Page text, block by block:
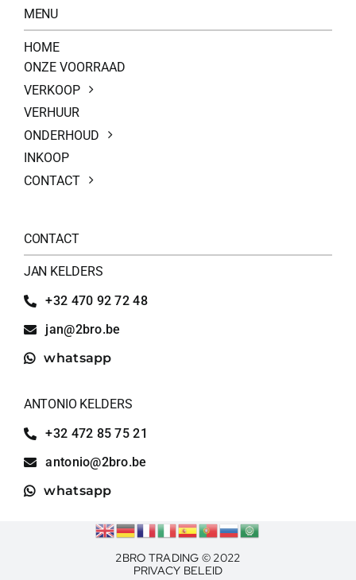
MENU
HOME
ONZE VOORRAAD
VERKOOP
VERHUUR
ONDERHOUD
INKOOP
CONTACT
CONTACT
JAN KELDERS
+32 470 92 72 48
jan@2bro.be
whatsapp
ANTONIO KELDERS
+32 472 85 75 21
antonio@2bro.be
whatsapp
2BRO TRADING © 2022
PRIVACY BELEID